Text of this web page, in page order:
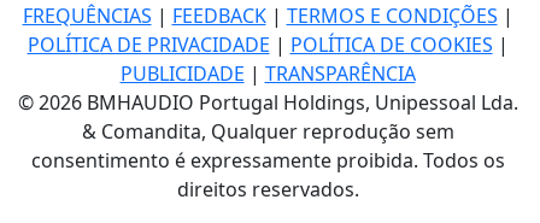
FREQUÊNCIAS | FEEDBACK| TERMOS E CONDIÇÕES |
POLÍTICA DE PRIVACIDADE | POLÍTICA DE COOKIES |
PUBLICIDADE | TRANSPARÊNCIA
© 2026 BMHAUDIO Portugal Holdings, Unipessoal Lda.
& Comandita, Qualquer reprodução sem
consentimento é expressamente proibida. Todos os
direitos reservados.